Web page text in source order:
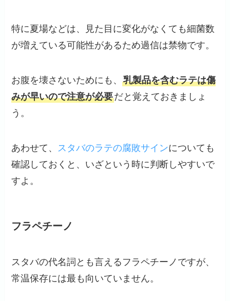
特に夏場などは、見た目に変化がなくても細菌数
が増えている可能性があるため過信は禁物です。
お腹を壊さないためにも、乳製品を含むラテは傷
みが早いので注意が必要だと覚えておきましょ
う。
あわせて、 スタバのラテの腐敗サインについても
確認しておくと、いざという時に判断しやすいで
すよ。
フラペチーノ
スタバの代名詞とも言えるフラペチーノですが、
常温保存には最も向いていません。